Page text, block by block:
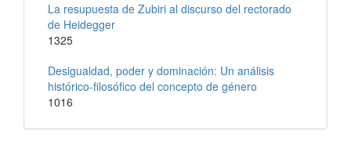
La resupuesta de Zubiri al discurso del rectorado
de Heidegger
1325
Desigualdad, poder y dominación: Un análisis
histórico-filosófico del concepto de género
1016